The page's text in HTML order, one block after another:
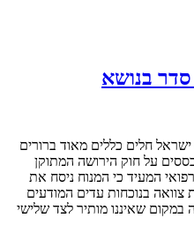
סדר בנושא
חלים כללים מאוד ברורים
על חוק הירושה המתוקן
המעיד כי המנוח ניסח את
בנוכחות עדים המודעים
במקום שאיננו מותיר לצד שלישי